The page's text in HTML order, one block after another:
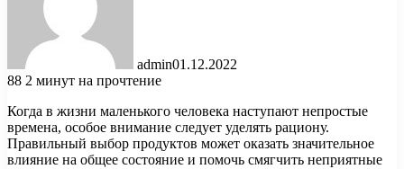
admin01.12.2022
88 2 минут на прочтение
Когда в жизни маленького человека наступают непростые
времена, особое внимание следует уделять рациону.
Правильный выбор продуктов может оказать значительное
влияние на общее состояние и помочь смягчить неприятные